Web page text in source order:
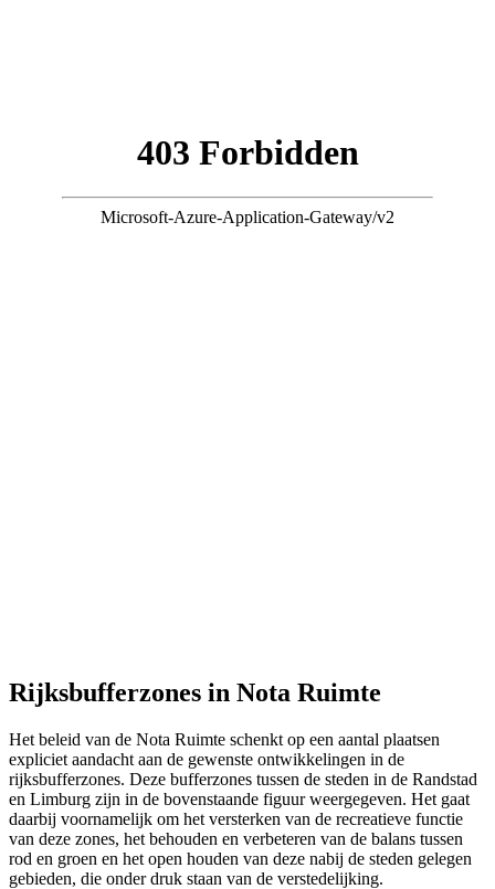
Rijksbufferzones in Nota Ruimte
Het beleid van de Nota Ruimte schenkt op een aantal plaatsen
expliciet aandacht aan de gewenste ontwikkelingen in de
rijksbufferzones. Deze bufferzones tussen de steden in de Randstad
en Limburg zijn in de bovenstaande figuur weergegeven. Het gaat
daarbij voornamelijk om het versterken van de recreatieve functie
van deze zones, het behouden en verbeteren van de balans tussen
rod en groen en het open houden van deze nabij de steden gelegen
gebieden, die onder druk staan van de verstedelijking.